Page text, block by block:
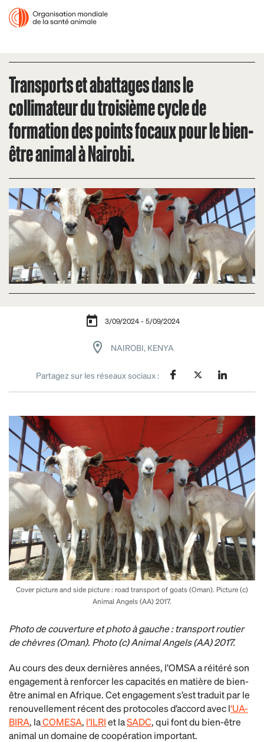
Transports et abattages dans le
collimateur du troisième cycle de
formation des points focaux pour le bien-
être animal à Nairobi.
3/09/2024 - 5/09/2024
NAIROBI, KENYA
Partagez sur les réseaux sociaux :
Cover picture and side picture : road transport of goats (Oman). Picture (c)
Animal Angels (AA) 2017.
Photo de couverture et photo à gauche : transport routier
de chèvres (Oman). Photo (c) Animal Angels (AA) 2017.
Au cours des deux dernières années, l’OMSA a réitéré son
engagement à renforcer les capacités en matière de bien-
être animal en Afrique. Cet engagement s’est traduit par le
renouvellement récent des protocoles d’accord avec l‘UA-
BIRA, laCOMESA, l’ILRIet laSADC, qui font du bien-être
animal un domaine de coopération important.